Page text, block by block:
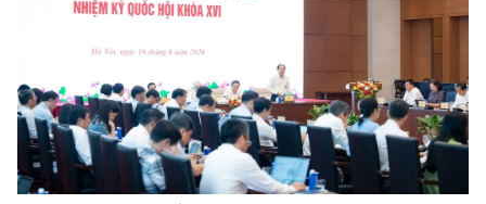
Media Xã hội
Media Pháp luật
Media Du lịch